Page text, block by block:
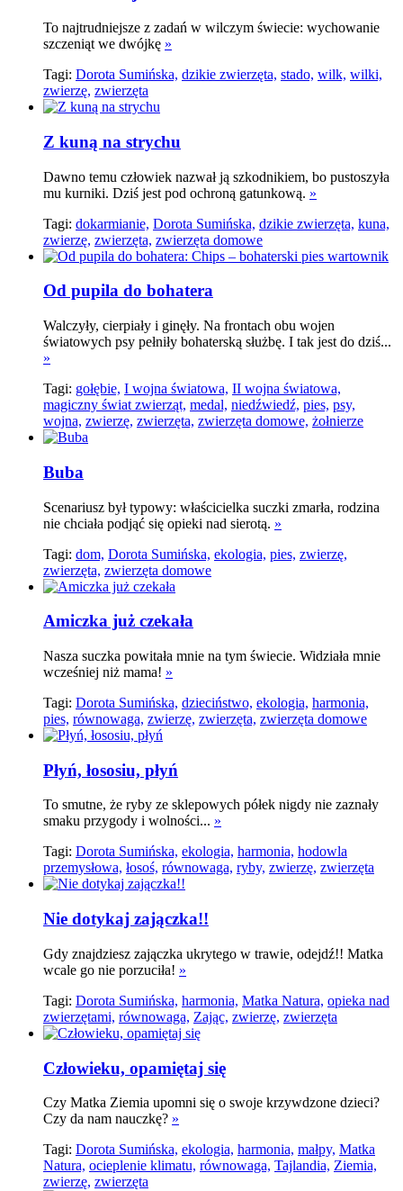
To najtrudniejsze z zadań w wilczym świecie: wychowanie
szczeniąt we dwójkę »
Tagi: Dorota Sumińska, dzikie zwierzęta, stado, wilk, wilki,
zwierzę, zwierzęta
Z kuną na strychu
Dawno temu człowiek nazwał ją szkodnikiem, bo pustoszyła
mu kurniki. Dziś jest pod ochroną gatunkową. »
Tagi: dokarmianie, Dorota Sumińska, dzikie zwierzęta, kuna,
zwierzę, zwierzęta, zwierzęta domowe
Od pupila do bohatera
Walczyły, cierpiały i ginęły. Na frontach obu wojen
światowych psy pełniły bohaterską służbę. I tak jest do dziś...
»
Tagi: gołębie, I wojna światowa, II wojna światowa,
magiczny świat zwierząt, medal, niedźwiedź, pies, psy,
wojna, zwierzę, zwierzęta, zwierzęta domowe, żołnierze
Buba
Scenariusz był typowy: właścicielka suczki zmarła, rodzina
nie chciała podjąć się opieki nad sierotą. »
Tagi: dom, Dorota Sumińska, ekologia, pies, zwierzę,
zwierzęta, zwierzęta domowe
Amiczka już czekała
Nasza suczka powitała mnie na tym świecie. Widziała mnie
wcześniej niż mama! »
Tagi: Dorota Sumińska, dzieciństwo, ekologia, harmonia,
pies, równowaga, zwierzę, zwierzęta, zwierzęta domowe
Płyń, łososiu, płyń
To smutne, że ryby ze sklepowych półek nigdy nie zaznały
smaku przygody i wolności... »
Tagi: Dorota Sumińska, ekologia, harmonia, hodowla
przemysłowa, łosoś, równowaga, ryby, zwierzę, zwierzęta
Nie dotykaj zajączka!!
Gdy znajdziesz zajączka ukrytego w trawie, odejdź!! Matka
wcale go nie porzuciła! »
Tagi: Dorota Sumińska, harmonia, Matka Natura, opieka nad
zwierzętami, równowaga, Zając, zwierzę, zwierzęta
Człowieku, opamiętaj się
Czy Matka Ziemia upomni się o swoje krzywdzone dzieci?
Czy da nam nauczkę? »
Tagi: Dorota Sumińska, ekologia, harmonia, małpy, Matka
Natura, ocieplenie klimatu, równowaga, Tajlandia, Ziemia,
zwierzę, zwierzęta